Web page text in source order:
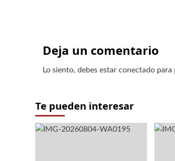
Deja un comentario
Lo siento, debes estar conectado para
Te pueden interesar